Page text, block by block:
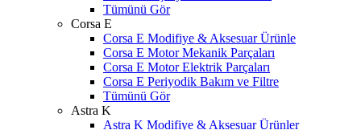
Tümünü Gör
Corsa E
Corsa E Modifiye & Aksesuar Ürünle
Corsa E Motor Mekanik Parçaları
Corsa E Motor Elektrik Parçaları
Corsa E Periyodik Bakım ve Filtre
Tümünü Gör
Astra K
Astra K Modifiye & Aksesuar Ürünler